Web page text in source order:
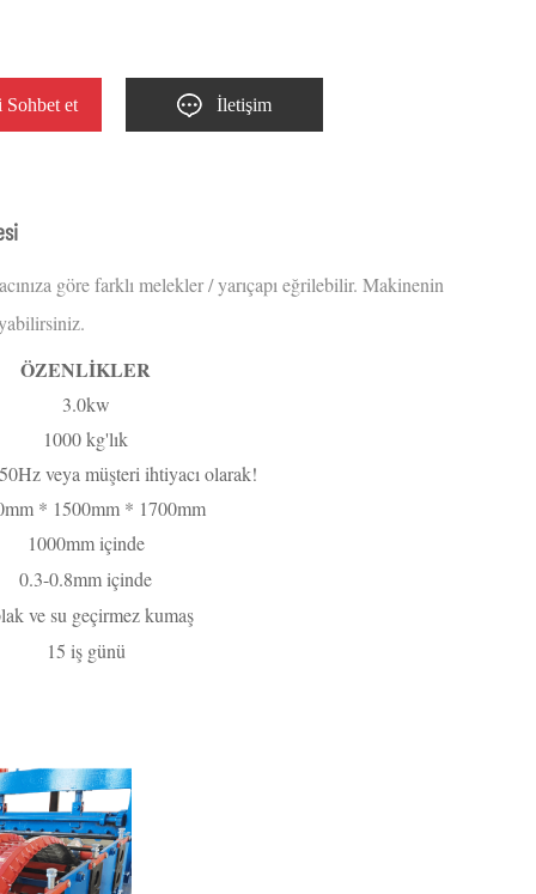
Sohbet et İletişim
göre farklı melekler / yarıçapı eğrilebilir. Makinenin
ÖZENLİKLER
3.0kw
1000 kg'lık
veya müşteri ihtiyacı olarak!
* 1500mm * 1700mm
1000mm içinde
0.3-0.8mm içinde
ve su geçirmez kumaş
15 iş günü